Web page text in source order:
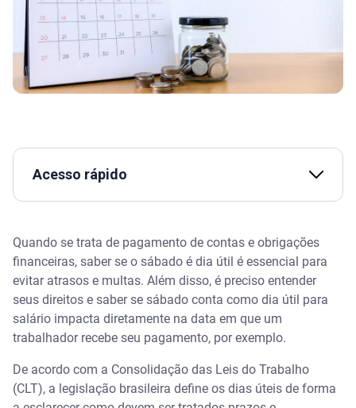
Acesso rápido
O que diz a lei
Organize as contas com uma ferramenta online
Como evitar atrasos
Assista | O que é dissídio salarial e quem tem
direito? - Serasa Ensina
Quando se trata de pagamento de contas e obrigações
financeiras, saber se o sábado é dia útil é essencial para
evitar atrasos e multas. Além disso, é preciso entender
seus direitos e saber se sábado conta como dia útil para
salário impacta diretamente na data em que um
trabalhador recebe seu pagamento, por exemplo.
De acordo com a Consolidação das Leis do Trabalho
(CLT), a legislação brasileira define os dias úteis de forma